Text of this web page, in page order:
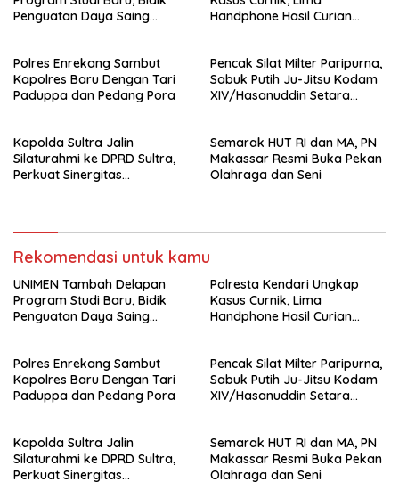
Penguatan Daya Saing
Handphone Hasil Curian
Polres Enrekang Sambut
Kapolres Baru Dengan Tari
Paduppa dan Pedang Pora
Pencak Silat Milter Paripurna,
Sabuk Putih Ju-Jitsu Kodam
XIV/Hasanuddin Setara
Kapolda Sultra Jalin
Silaturahmi ke DPRD Sultra,
Perkuat Sinergitas
Semarak HUT RI dan MA, PN
Makassar Resmi Buka Pekan
Olahraga dan Seni
Rekomendasi untuk kamu
UNIMEN Tambah Delapan
Program Studi Baru, Bidik
Penguatan Daya Saing
Polresta Kendari Ungkap
Kasus Curnik, Lima
Handphone Hasil Curian
Polres Enrekang Sambut
Kapolres Baru Dengan Tari
Paduppa dan Pedang Pora
Pencak Silat Milter Paripurna,
Sabuk Putih Ju-Jitsu Kodam
XIV/Hasanuddin Setara
Kapolda Sultra Jalin
Silaturahmi ke DPRD Sultra,
Perkuat Sinergitas
Semarak HUT RI dan MA, PN
Makassar Resmi Buka Pekan
Olahraga dan Seni